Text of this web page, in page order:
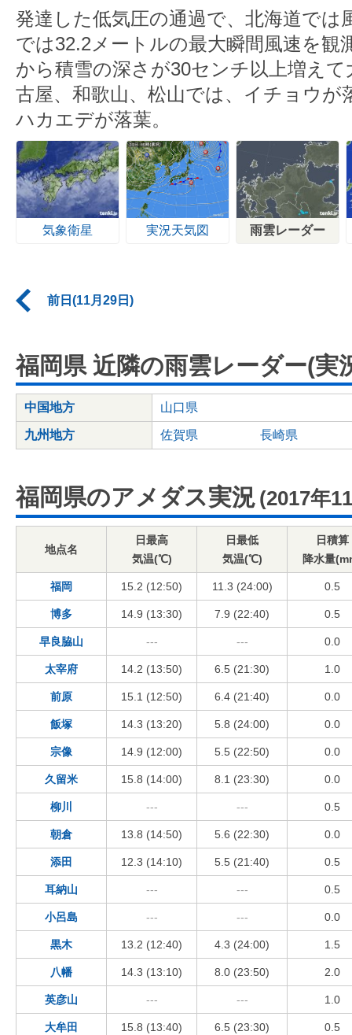
発達した低気圧の通過で、北海道では
では32.2メートルの最大瞬間風速を観
から積雪の深さが30センチ以上増え
古屋、和歌山、松山では、イチョウが
ハカエデが落葉。
気象衛星 実況天気図 雨雲レーダー
前日(11月29日)
福岡県 近隣の雨雲レーダー(実
中国地方 山口県
九州地方 佐賀県 長崎県
福岡県のアメダス実況 (2017年
地点名
日最高
気温(℃)
日最低
気温(℃)
日積算
降水量
福岡 15.2 (12:50) 11.3 (24:00) 0.5
博多 14.9 (13:30) 7.9 (22:40) 0.5
早良脇山 --- --- 0.0
太宰府 14.2 (13:50) 6.5 (21:30) 1.0
前原 15.1 (12:50) 6.4 (21:40) 0.0
飯塚 14.3 (13:20) 5.8 (24:00) 0.0
宗像 14.9 (12:00) 5.5 (22:50) 0.0
久留米 15.8 (14:00) 8.1 (23:30) 0.0
柳川 --- --- 0.5
朝倉 13.8 (14:50) 5.6 (22:30) 0.0
添田 12.3 (14:10) 5.5 (21:40) 0.5
耳納山 --- --- 0.5
小呂島 --- --- 0.0
黒木 13.2 (12:40) 4.3 (24:00) 1.5
八幡 14.3 (13:10) 8.0 (23:50) 2.0
英彦山 --- --- 1.0
大牟田 15.8 (13:40) 6.5 (23:30) 0.5